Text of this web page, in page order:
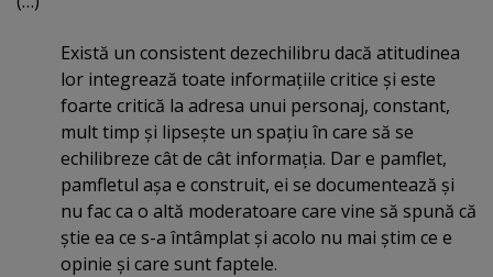
Există un consistent dezechilibru dacă atitudinea
lor integrează toate informaţiile critice şi este
foarte critică la adresa unui personaj, constant,
mult timp şi lipseşte un spaţiu în care să se
echilibreze cât de cât informaţia. Dar e pamflet,
pamfletul aşa e construit, ei se documentează şi
nu fac ca o altă moderatoare care vine să spună că
ştie ea ce s-a întâmplat şi acolo nu mai ştim ce e
opinie şi care sunt faptele.